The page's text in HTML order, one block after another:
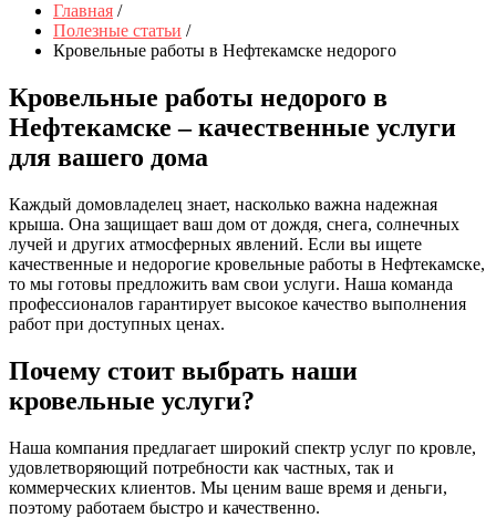
Главная /
Полезные статьи /
Кровельные работы в Нефтекамске недорого
Кровельные работы недорого в
Нефтекамске – качественные услуги
для вашего дома
Каждый домовладелец знает, насколько важна надежная
крыша. Она защищает ваш дом от дождя, снега, солнечных
лучей и других атмосферных явлений. Если вы ищете
качественные и недорогие кровельные работы в Нефтекамске,
то мы готовы предложить вам свои услуги. Наша команда
профессионалов гарантирует высокое качество выполнения
работ при доступных ценах.
Почему стоит выбрать наши
кровельные услуги?
Наша компания предлагает широкий спектр услуг по кровле,
удовлетворяющий потребности как частных, так и
коммерческих клиентов. Мы ценим ваше время и деньги,
поэтому работаем быстро и качественно.